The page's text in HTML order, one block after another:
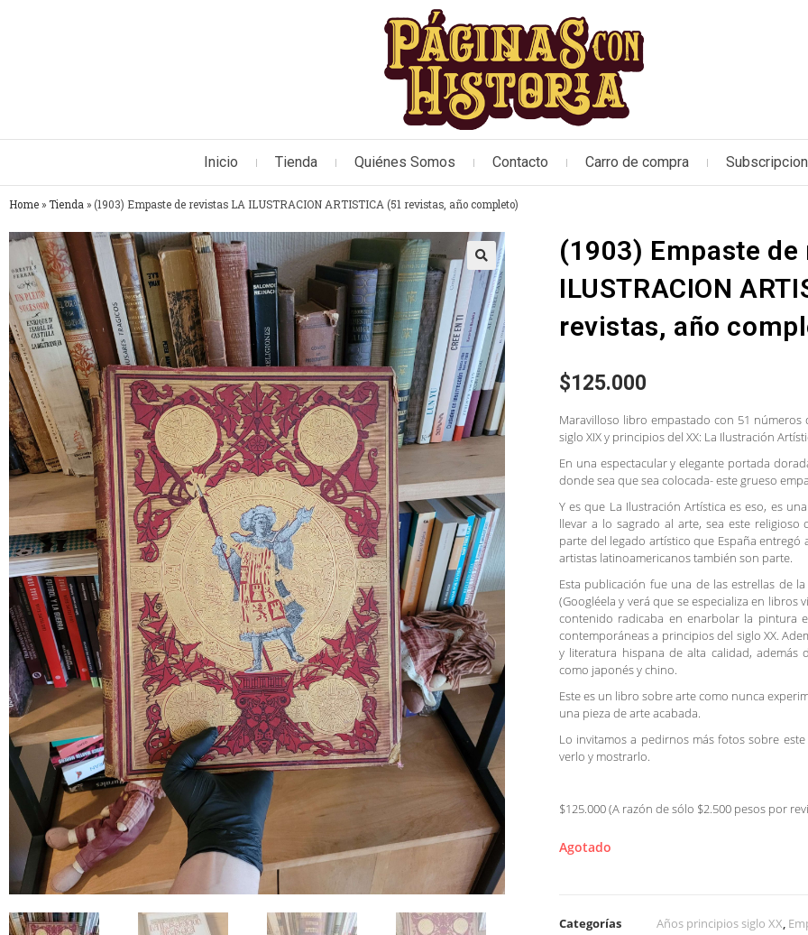
Inicio Tienda Quiénes Somos Contacto Carro de compra
Home » Tienda » (1903) Empaste de revistas LA ILUSTRACION ARTISTICA (51 revistas, año completo)
🔍
(1903) Empaste de
ILUSTRACION
revistas, año
$125.000
Maravilloso libro empastado con 51
siglo XIX y principios del XX: La Ilustración
En una espectacular y elegante portada
donde sea que sea colocada- este grueso
Y es que La Ilustración Artística es eso, es
llevar a lo sagrado al arte, sea este
parte del legado artístico que España
artistas latinoamericanos también son parte.
Esta publicación fue una de las estrellas de
(Googléela y verá que se especializa en libros
contenido radicaba en enarbolar la pintura
contemporáneas a principios del siglo XX.
y literatura hispana de alta calidad, además
como japonés y chino.
Este es un libro sobre arte como nunca
una pieza de arte acabada.
Lo invitamos a pedirnos más fotos sobre
verlo y mostrarlo.
$125.000 (A razón de sólo $2.500 pesos por
Agotado
Categorías Años principios siglo XX,